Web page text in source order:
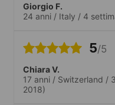
Giorgio F.
24 anni / Italy / 4
5/5
Chiara V.
17 anni / Switzerland /
2018)